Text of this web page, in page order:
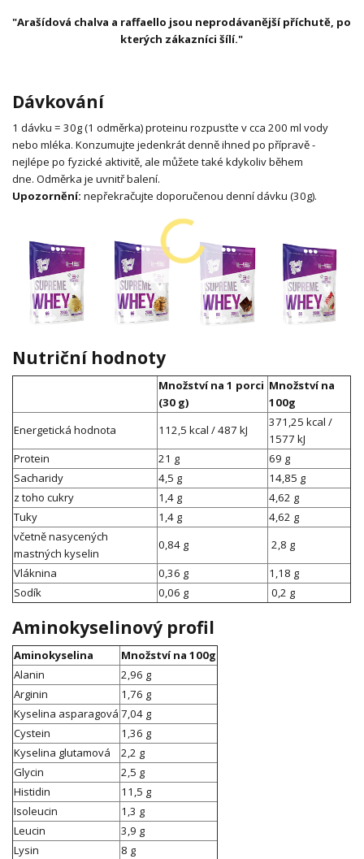
"Arašídová chalva a raffaello jsou neprodávanější příchutě, po
kterých zákazníci šílí."
Dávkování
1 dávku = 30g (1 odměrka) proteinu rozpusťte v cca 200 ml vody
nebo mléka. Konzumujte jedenkrát denně ihned po přípravě -
nejlépe po fyzické aktivitě, ale můžete také kdykoliv během
dne. Odměrka je uvnitř balení.
Upozornění: nepřekračujte doporučenou denní dávku (30g).
Nutriční hodnoty
Množství na 1 porci
(30 g)
Množství na
100g
Energetická hodnota
112,5 kcal / 487 kJ
371,25 kcal /
1577 kJ
Protein
21 g
69 g
Sacharidy
4,5 g
14,85 g
z toho cukry
1,4 g
4,62 g
Tuky
1,4 g
4,62 g
včetně nasycených
mastných kyselin
0,84 g
2,8 g
Vláknina
0,36 g
1,18 g
Sodík
0,06 g 0,2 g
Aminokyselinový profil
Aminokyselina
Množství na 100g
Alanin
2,96 g
Arginin
1,76 g
Kyselina asparagová 7,04 g
Cystein
1,36 g
Kyselina glutamová
2,2 g
Glycin
2,5 g
Histidin
11,5 g
Isoleucin
1,3 g
Leucin
3,9 g
Lysin
8 g